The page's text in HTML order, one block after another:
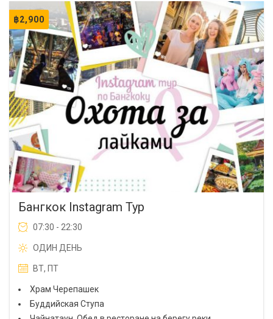
฿2,900
Бангкок Instagram Тур
07:30 - 22:30
ОДИН ДЕНЬ
ВТ, ПТ
Храм Черепашек
Буддийская Ступа